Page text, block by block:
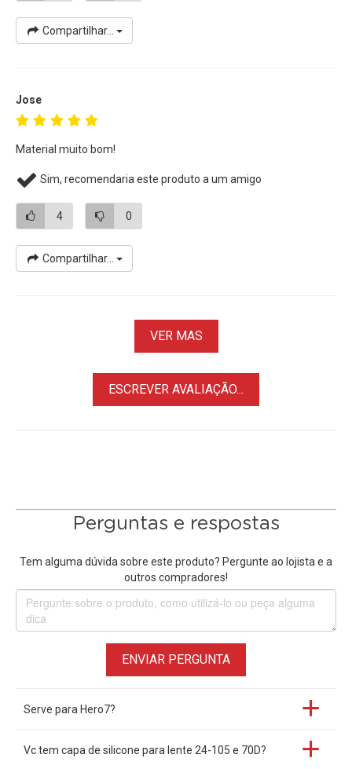
Compartilhar...
Jose
Material muito bom!
Sim, recomendaria este produto a um amigo
4 0
Compartilhar...
VER MAS
ESCREVER AVALIAÇÃO...
Perguntas e respostas
Tem alguma dúvida sobre este produto? Pergunte ao lojista e a
outros compradores!
ENVIAR PERGUNTA
Serve para Hero7?
Vc tem capa de silicone para lente 24-105 e 70D?